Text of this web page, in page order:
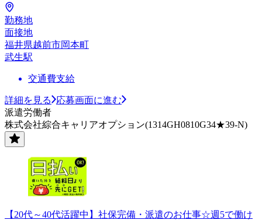
勤務地
面接地
福井県越前市岡本町
武生駅
交通費支給
詳細を見る
応募画面に進む
派遣労働者
株式会社綜合キャリアオプション(1314GH0810G34★39-N)
【20代～40代活躍中】社保完備・派遣のお仕事☆週5で働け